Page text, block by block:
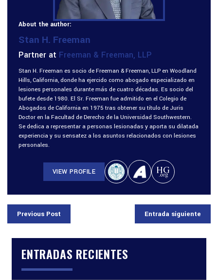
About the author:
Stan H. Freeman
Partner at Freeman & Freeman, LLP
Stan H. Freeman es socio de Freeman & Freeman, LLP en Woodland
Hills, California, donde ha ejercido como abogado especializado en
lesiones personales durante más de cuatro décadas. Es socio del
bufete desde 1980. El Sr. Freeman fue admitido en el Colegio de
Abogados de California en 1975 tras obtener su título de Juris
Doctor en la Facultad de Derecho de la Universidad Southwestern.
Se dedica a representar a personas lesionadas y aporta su dilatada
experiencia y su sensatez a los asuntos relacionados con lesiones
personales.
VIEW PROFILE
Previous Post Entrada siguiente
ENTRADAS RECIENTES